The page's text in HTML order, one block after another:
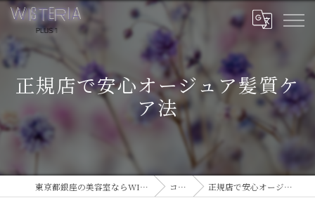
正規店で安心オージュア髪質ケ
ア法
東京都銀座の美容室ならWISTERIA PLUS 1 コラム 正規店で安心オージュア髪質ケア法